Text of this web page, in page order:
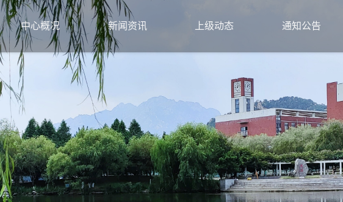
中心概况 新闻资讯 上级动态 通知公告